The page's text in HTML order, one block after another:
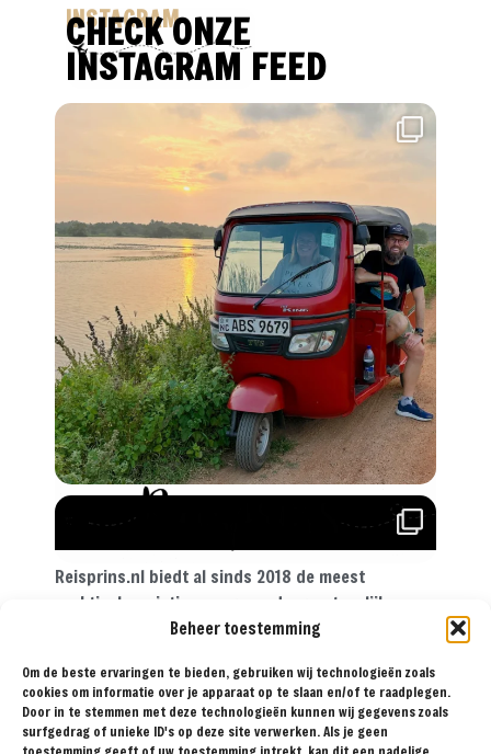
Beheer toestemming
Om de beste ervaringen te bieden, gebruiken wij technologieën zoals
cookies om informatie over je apparaat op te slaan en/of te raadplegen.
Door in te stemmen met deze technologieën kunnen wij gegevens zoals
surfgedrag of unieke ID's op deze site verwerken. Als je geen
INSTAGRAM
CHECK ONZE
INSTAGRAM FEED
Reisprins.nl biedt al sinds 2018 de meest
praktische reistips aan voor de avontuurlijke
reiziger. Met onze tips, reisroutes en
BESTEMMINGEN
TIPSREISVERSLAGEN
OVER SAMENWERKEN